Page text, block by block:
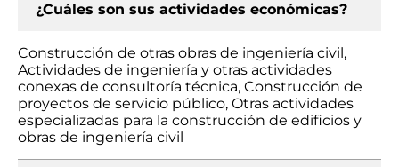
¿Cuáles son sus actividades económicas?
Construcción de otras obras de ingeniería civil,
Actividades de ingeniería y otras actividades
conexas de consultoría técnica, Construcción de
proyectos de servicio público, Otras actividades
especializadas para la construcción de edificios y
obras de ingeniería civil